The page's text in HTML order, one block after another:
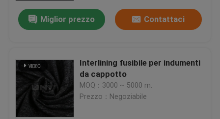
Casa.
Prodotti
Miglior prezzo Contattaci
Interlining fusibile per indumenti
da cappotto
MOQ：3000 ~ 5000 m.
Prezzo：Negoziabile
Stretch Plain Interlining Fabric Polyester Polyamide Per Abbigliamento Donne
tela scrivente tra riga e riga del tessuto tessuta allungamento 30D che fonde con il processo del silicio